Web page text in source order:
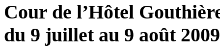
Cour de l’Hôtel
du 9 juillet au 9 août